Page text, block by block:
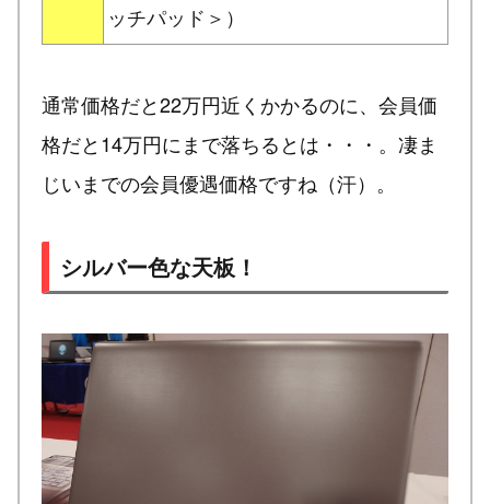
ッチパッド＞）
通常価格だと22万円近くかかるのに、会員価
格だと14万円にまで落ちるとは・・・。凄ま
じいまでの会員優遇価格ですね（汗）。
シルバー色な天板！